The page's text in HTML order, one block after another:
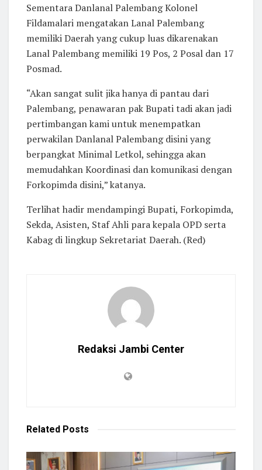
Sementara Danlanal Palembang Kolonel
Fildamalari mengatakan Lanal Palembang
memiliki Daerah yang cukup luas dikarenakan
Lanal Palembang memiliki 19 Pos, 2 Posal dan 17
Posmad.
“Akan sangat sulit jika hanya di pantau dari
Palembang, penawaran pak Bupati tadi akan jadi
pertimbangan kami untuk menempatkan
perwakilan Danlanal Palembang disini yang
berpangkat Minimal Letkol, sehingga akan
memudahkan Koordinasi dan komunikasi dengan
Forkopimda disini,” katanya.
Terlihat hadir mendampingi Bupati, Forkopimda,
Sekda, Asisten, Staf Ahli para kepala OPD serta
Kabag di lingkup Sekretariat Daerah. (Red)
Redaksi Jambi Center
Related Posts